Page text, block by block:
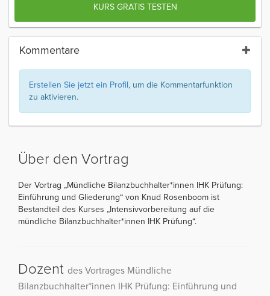
KURS GRATIS TESTEN
Kommentare
Erstellen Sie jetzt ein Profil, um die Kommentarfunktion
zu aktivieren.
Über den Vortrag
Der Vortrag „Mündliche Bilanzbuchhalter*innen IHK Prüfung:
Einführung und Gliederung“ von Knud Rosenboom ist
Bestandteil des Kurses „Intensivvorbereitung auf die
mündliche Bilanzbuchhalter*innen IHK Prüfung“.
Dozent des Vortrages Mündliche
Bilanzbuchhalter*innen IHK Prüfung: Einführung und